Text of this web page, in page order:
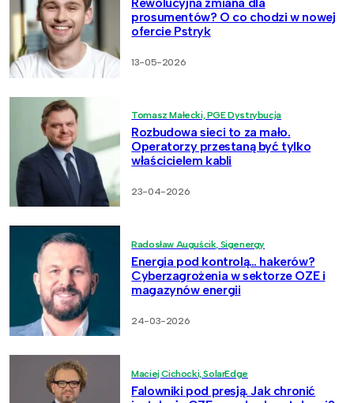
Rewolucyjna zmiana dla
prosumentów? O co chodzi w nowej
ofercie Pstryk
13-05-2026
Tomasz Małecki, PGE Dystrybucja
Rozbudowa sieci to za mało.
Operatorzy przestaną być tylko
właścicielem kabli
23-04-2026
Radosław Auguścik, Sigenergy
Energia pod kontrolą… hakerów?
Cyberzagrożenia w sektorze OZE i
magazynów energii
24-03-2026
Maciej Cichocki, SolarEdge
Falowniki pod presją. Jak chronić